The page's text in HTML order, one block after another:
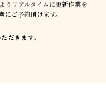
うリアルタイムに更新作業を
ご予約頂けます。
だきます。